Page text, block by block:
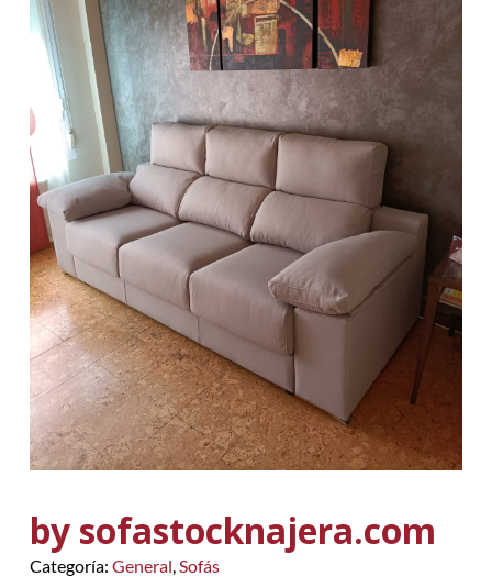
by sofastocknajera.com
Categoría: General Sofás